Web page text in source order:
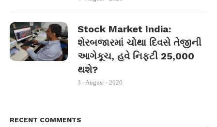
Stock Market India:
શેરબજારમાં ચોથા દિવસે તેજીની
આગેકૂચ, હવે નિફ્ટી 25,000
થશે?
3 - August - 2026
RECENT COMMENTS